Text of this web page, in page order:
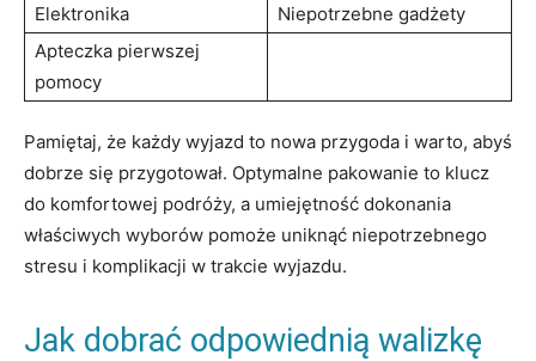
Elektronika
Niepotrzebne ‌gadżety
Apteczka pierwszej
pomocy
Pamiętaj,‌ że każdy​ wyjazd to nowa ⁤przygoda i warto,⁤ abyś
dobrze się przygotował. Optymalne pakowanie to ⁢klucz
do komfortowej podróży, a umiejętność dokonania
właściwych wyborów pomoże⁣ uniknąć niepotrzebnego⁤
stresu i komplikacji⁢ w trakcie wyjazdu.
Jak dobrać ⁣odpowiednią walizkę